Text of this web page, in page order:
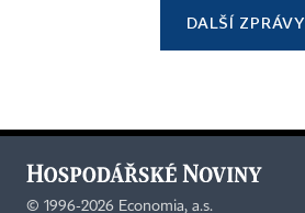
DALŠÍ ZPRÁVY
© 1996-2026 Economia, a.s.